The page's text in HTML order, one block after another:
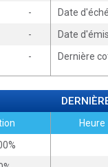
-
-
-
Date
Date
Dernière
Heure